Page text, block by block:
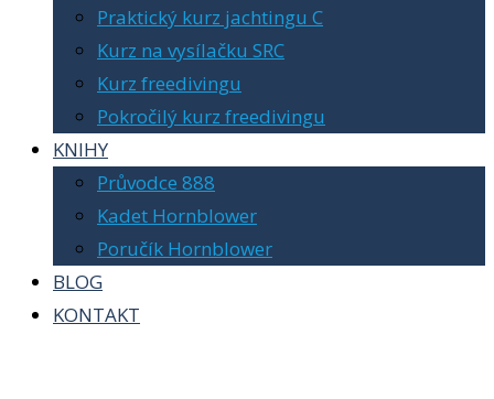
Praktický kurz jachtingu C
Kurz na vysílačku SRC
Kurz freedivingu
Pokročilý kurz freedivingu
KNIHY
Průvodce 888
Kadet Hornblower
Poručík Hornblower
BLOG
KONTAKT